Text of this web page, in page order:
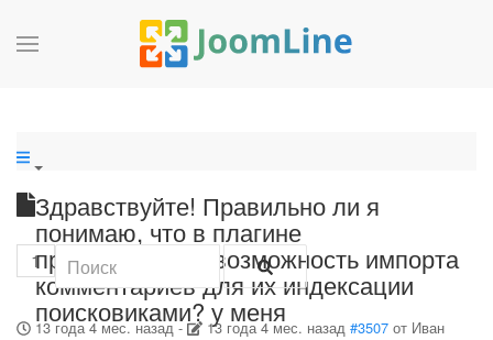
Здравствуйте! Правильно ли я
понимаю, что в плагине
предусмотрена возможность импорта
комментариев для их индексации
поисковиками? у меня
1
13 года 4 мес. назад- 13 года 4 мес. назад #3507 от Иван